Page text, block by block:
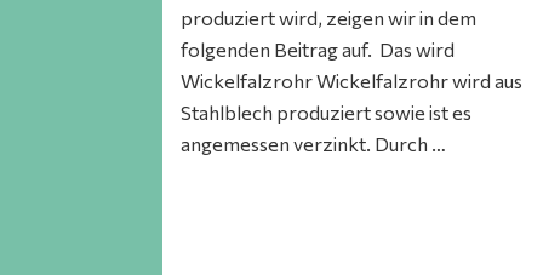
produziert wird, zeigen wir in dem
folgenden Beitrag auf. Das wird
Wickelfalzrohr Wickelfalzrohr wird aus
Stahlblech produziert sowie ist es
angemessen verzinkt. Durch …